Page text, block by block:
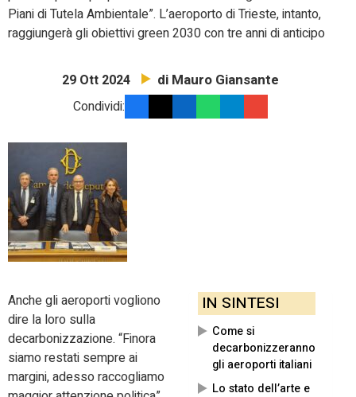
Piani di Tutela Ambientale”. L’aeroporto di Trieste, intanto,
raggiungerà gli obiettivi green 2030 con tre anni di anticipo
29 Ott 2024 di Mauro Giansante
Condividi:
IN SINTESI
Come si
decarbonizzeranno
gli aeroporti italiani
Lo stato dell’arte e
Anche gli aeroporti vogliono
dire la loro sulla
decarbonizzazione. “Finora
siamo restati sempre ai
margini, adesso raccogliamo